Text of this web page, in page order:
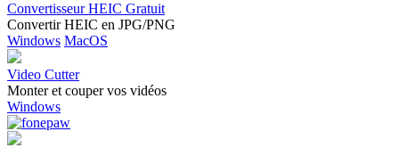
Convertisseur HEIC Gratuit
Convertir HEIC en JPG/PNG
Windows MacOS
Video Cutter
Monter et couper vos vidéos
Windows